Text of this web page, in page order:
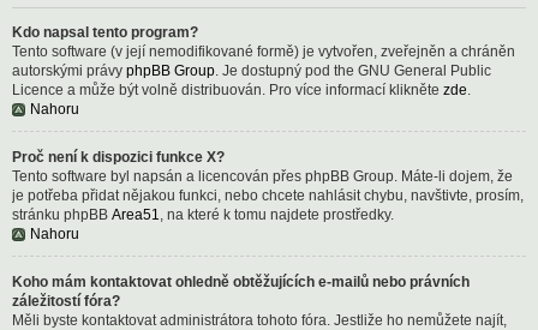
Kdo napsal tento program?
Tento software (v její nemodifikované formě) je vytvořen, zveřejněn a chráněn
autorskými právy phpBB Group. Je dostupný pod the GNU General Public
Licence a může být volně distribuován. Pro více informací klikněte zde.
Nahoru
Proč není k dispozici funkce X?
Tento software byl napsán a licencován přes phpBB Group. Máte-li dojem, že
je potřeba přidat nějakou funkci, nebo chcete nahlásit chybu, navštivte, prosím,
stránku phpBB Area51, na které k tomu najdete prostředky.
Nahoru
Koho mám kontaktovat ohledně obtěžujících e-mailů nebo právních
záležitostí fóra?
Měli byste kontaktovat administrátora tohoto fóra. Jestliže ho nemůžete najít,